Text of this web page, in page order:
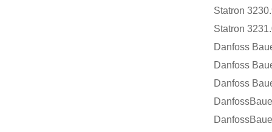
Statron
Statron
Danfoss
Danfoss
Danfoss